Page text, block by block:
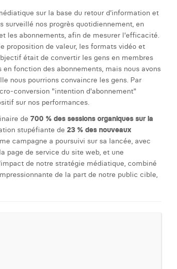
sur la base du retour d'information et
surveillé nos progrès quotidiennement, en
les abonnements, afin de mesurer l'efficacité.
proposition de valeur, les formats vidéo et
était de convertir les gens en membres
fonction des abonnements, mais nous avons
nous pourrions convaincre les gens. Par
conversion "intention d'abonnement"
sur nos performances.
de 700 % des sessions organiques sur la
stupéfiante de 23 % des nouveaux
campagne a poursuivi sur sa lancée, avec
page de service du site web, et une
de notre stratégie médiatique, combiné
de la part de notre public cible,